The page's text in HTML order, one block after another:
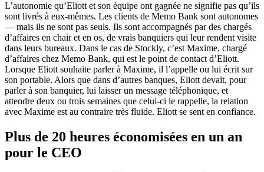
L’autonomie qu’Eliott et son équipe ont gagnée ne signifie pas qu’ils
sont livrés à eux-mêmes. Les clients de Memo Bank sont autonomes
— mais ils ne sont pas seuls. Ils sont accompagnés par des chargés
d’affaires en chair et en os, de vrais banquiers qui leur rendent visite
dans leurs bureaux. Dans le cas de Stockly, c’est Maxime, chargé
d’affaires chez Memo Bank, qui est le point de contact d’Eliott.
Lorsque Eliott souhaite parler à Maxime, il l’appelle ou lui écrit sur
son portable. Alors que dans d’autres banques, Eliott devait, pour
parler à son banquier, lui laisser un message téléphonique, et
attendre deux ou trois semaines que celui-ci le rappelle, la relation
avec Maxime est au contraire très fluide. Eliott se sent en confiance.
Plus de 20 heures économisées en un an
pour le CEO